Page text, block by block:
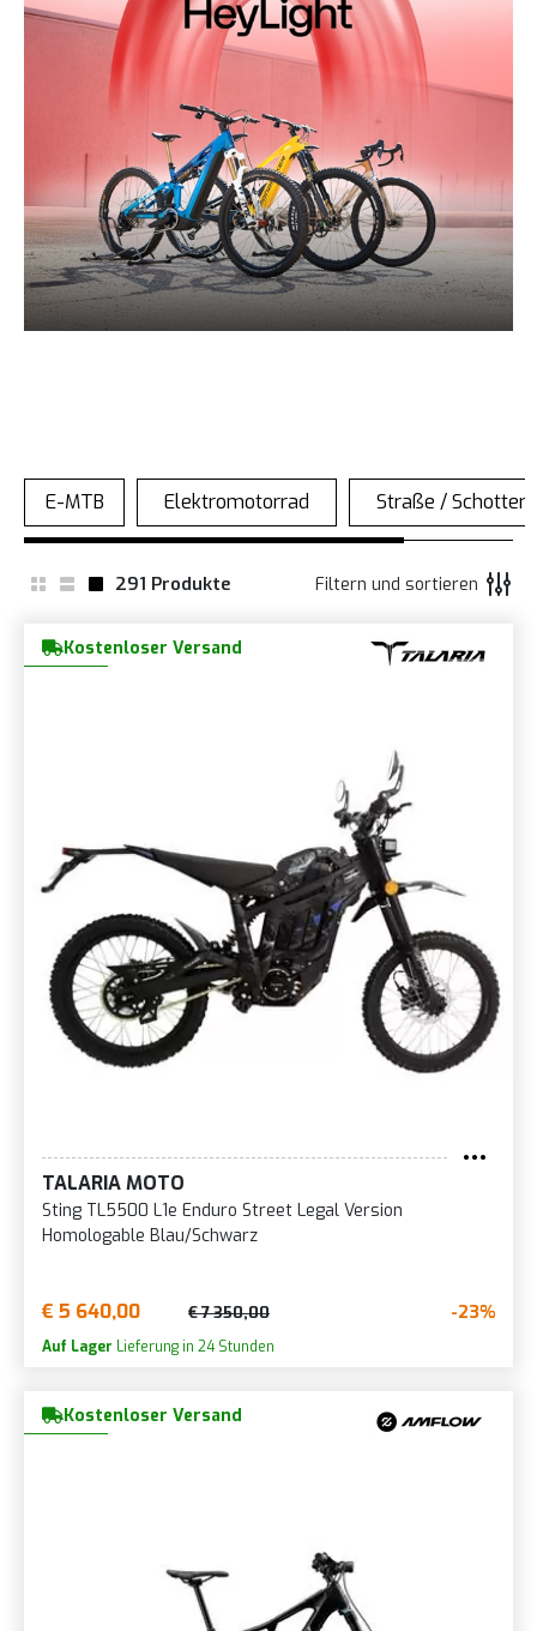
291 Produkte Filtern und sortieren
Kostenloser Versand
TALARIA MOTO
Sting TL5500 L1e Enduro Street Legal Version
Homologable Blau/Schwarz
€ 5 640,00 € 7 350,00 -23%
Auf Lager Lieferung in 24 Stunden
Kostenloser Versand